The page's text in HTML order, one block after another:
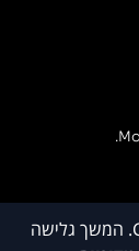
לידיעתך, באתר זה נעשה שימוש בקבצי Cookies. המשך גלישה